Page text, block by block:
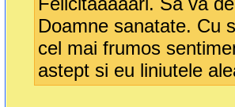
Doamne sanatate. Cu
cel mai frumos
astept si eu liniutele